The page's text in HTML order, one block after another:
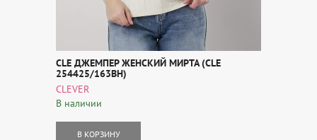
CLE ДЖЕМПЕР ЖЕНСКИЙ МИРТА (CLE
254425/163ВН)
CLEVER
В наличии
В КОРЗИНУ